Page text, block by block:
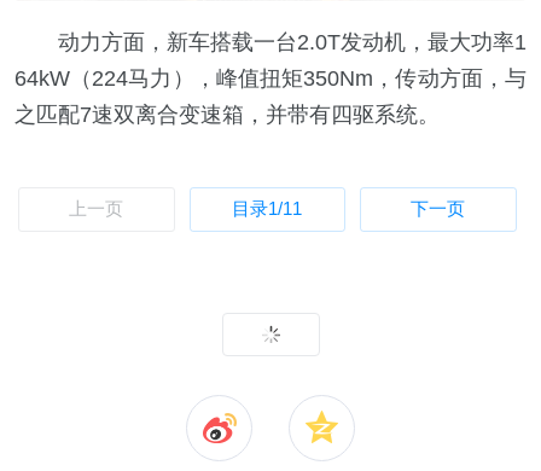
动力方面，新车搭载一台2.0T发动机，最大功率1
64kW（224马力），峰值扭矩350Nm，传动方面，与
之匹配7速双离合变速箱，并带有四驱系统。
上一页 目录1/11 下一页